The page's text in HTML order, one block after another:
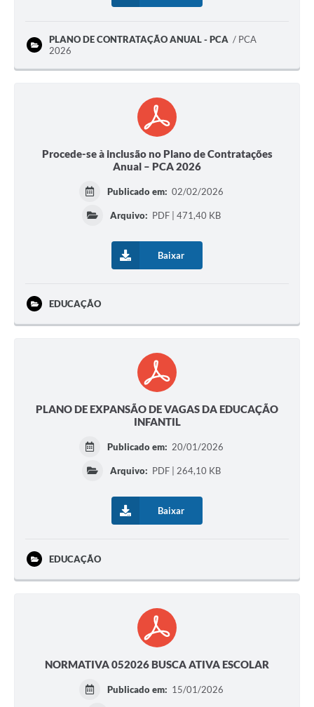
PLANO DE CONTRATAÇÃO ANUAL - PCA
PCA
2026
Procede-se à inclusão no Plano de Contratações
Anual – PCA 2026
Publicado em: 02/02/2026
Arquivo: PDF | 471,40 KB
Baixar
EDUCAÇÃO
PLANO DE EXPANSÃO DE VAGAS DA EDUCAÇÃO
INFANTIL
Publicado em: 20/01/2026
Arquivo: PDF | 264,10 KB
Baixar
EDUCAÇÃO
NORMATIVA 052026 BUSCA ATIVA ESCOLAR
Publicado em: 15/01/2026